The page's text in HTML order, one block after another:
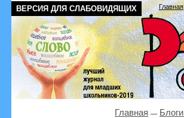
ВЕРСИЯ ДЛЯ СЛАБОВИДЯЩИХ Главная
Главная